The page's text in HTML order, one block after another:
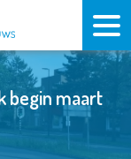
begin maart